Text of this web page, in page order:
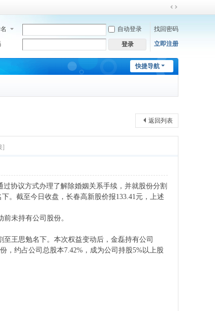
切
换
到
宽
自动登录 找回密码
登录 立即注册
快捷导航
返回列表
]
协议方式办理了解除婚姻关系手续，并就股份分割
。截至今日收盘，长春高新股价报133.41元，上述
未持有公司股份。
王思勉名下。本次权益变动后，金磊持有公司
，约占公司总股本7.42%，成为公司持股5%以上股